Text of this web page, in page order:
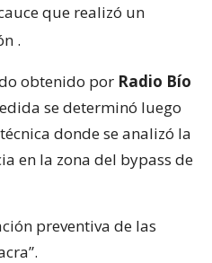
que realizó un
.
obtenido por Radio Bío
se determinó luego
donde se analizó la
en la zona del bypass de
preventiva de las